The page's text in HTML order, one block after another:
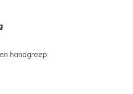
handgreep.